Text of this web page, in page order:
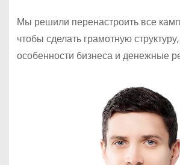
Мы решили перенастроить все
чтобы сделать грамотную
особенности бизнеса и денежные